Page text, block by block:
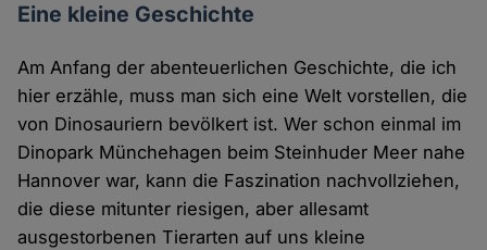
Eine kleine Geschichte
Am Anfang der abenteuerlichen Geschichte, die ich
hier erzähle, muss man sich eine Welt vorstellen, die
von Dinosauriern bevölkert ist. Wer schon einmal im
Dinopark Münchehagen beim Steinhuder Meer nahe
Hannover war, kann die Faszination nachvollziehen,
die diese mitunter riesigen, aber allesamt
ausgestorbenen Tierarten auf uns kleine